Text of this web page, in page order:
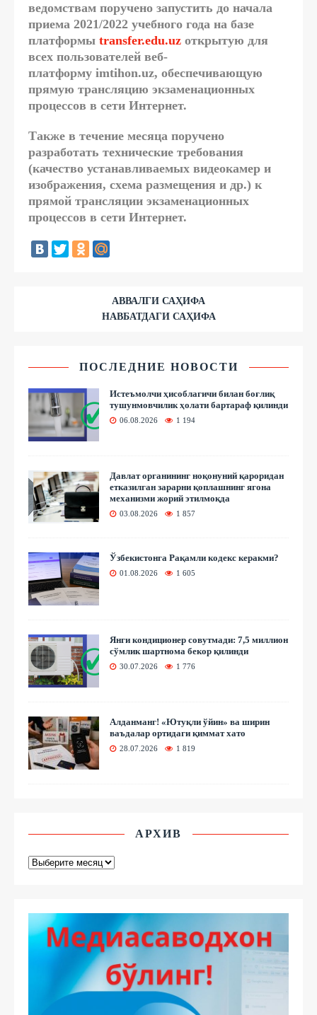
ведомствам поручено запустить до начала
приема 2021/2022 учебного года на базе
платформы transfer.edu.uz открытую для
всех пользователей веб-
платформу imtihon.uz, обеспечивающую
прямую трансляцию экзаменационных
процессов в сети Интернет.
Также в течение месяца поручено
разработать технические требования
(качество устанавливаемых видеокамер и
изображения, схема размещения и др.) к
прямой трансляции экзаменационных
процессов в сети Интернет.
АВВАЛГИ САҲИФА
НАВБАТДАГИ САҲИФА
ПОСЛЕДНИЕ НОВОСТИ
Истеъмолчи ҳисоблагичи билан боғлиқ
тушунмовчилик ҳолати бартараф қилинди
06.08.2026 1 194
Давлат органининг ноқонуний қароридан
етказилган зарарни қоплашнинг ягона
механизми жорий этилмоқда
03.08.2026 1 857
Ўзбекистонга Рақамли кодекс керакми?
01.08.2026 1 605
Янги кондиционер совутмади: 7,5 миллион
сўмлик шартнома бекор қилинди
30.07.2026 1 776
Алданманг! «Ютуқли ўйин» ва ширин
ваъдалар ортидаги қиммат хато
28.07.2026 1 819
АРХИВ